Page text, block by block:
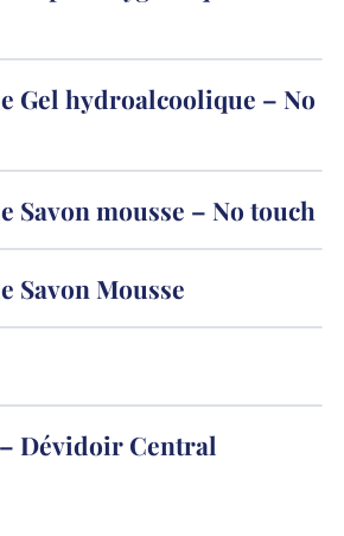
Gel hydroalcoolique – No
Savon mousse – No touch
Savon Mousse
Dévidoir Central